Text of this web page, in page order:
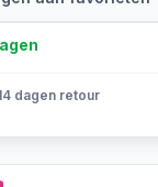
dagen retour